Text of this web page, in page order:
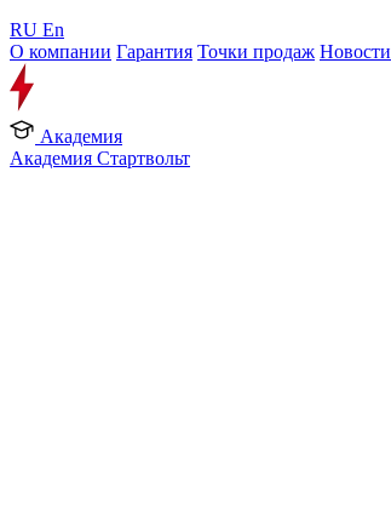
RU En
О компании Гарантия Точки продаж Новости
Академия
Академия Стартвольт